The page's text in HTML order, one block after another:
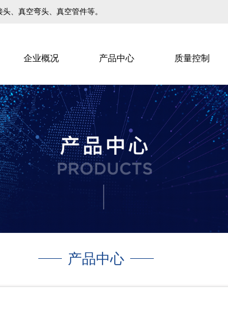
、真空弯头、真空管件等。
企业概况 产品中心 质量控制
产品中心